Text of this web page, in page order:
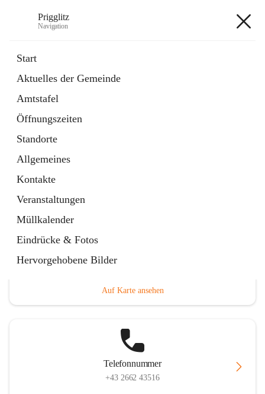
Prigglitz
Navigation
Start
Aktuelles der Gemeinde
Amtstafel
Öffnungszeiten
Standorte
Allgemeines
Kontakte
Veranstaltungen
Müllkalender
Eindrücke & Fotos
Hervorgehobene Bilder
Externe Webseite
in
Tab
Gemeindezeitung
Ordner
öffnet
in
neuem
Tab
Hauptadresse
Auf Karte ansehen
Telefonnummer
+43 2662 43516